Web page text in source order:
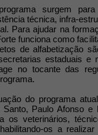
surgem para
técnica, infra-
Para ajudar na
funciona como
de alfabetização
estaduais
no tocante das
do programa
Santo, Paulo Afonso
os veterinários,
os a